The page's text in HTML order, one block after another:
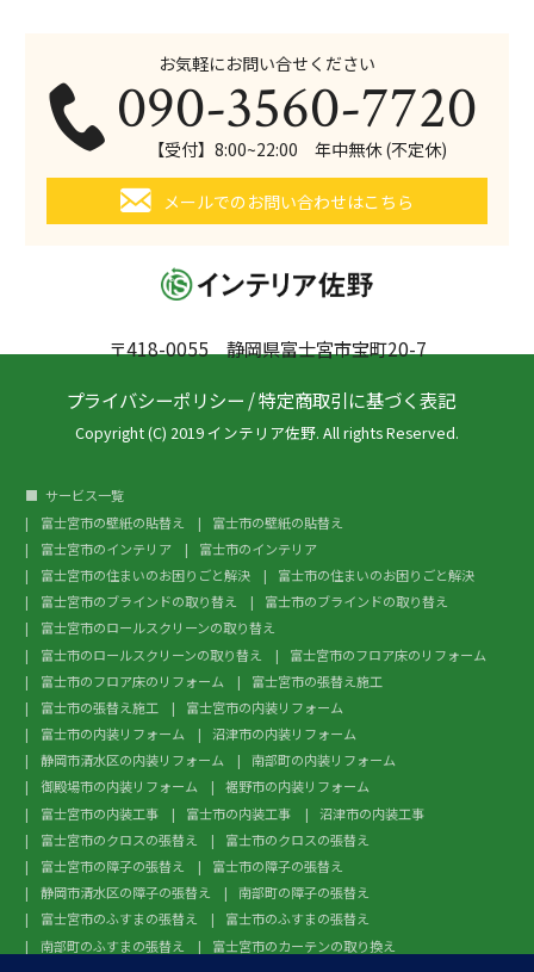
〒418-0055 静岡県富士宮市宝町20-7
お気軽にお問い合せください
090-3560-7720
【受付】8:00~22:00 年中無休 (不定休)
メールでのお問い合わせはこちら
プライバシーポリシー /特定商取引に基づく表記
Copyright (C) 2019 インテリア佐野. All rights Reserved.
サービス一覧
富士宮市の壁紙の貼替え
富士市の壁紙の貼替え
富士宮市のインテリア
富士市のインテリア
富士宮市の住まいのお困りごと解決
富士市の住まいのお困りごと解決
富士宮市のブラインドの取り替え
富士市のブラインドの取り替え
富士宮市のロールスクリーンの取り替え
富士市のロールスクリーンの取り替え
富士宮市のフロア床のリフォーム
富士市のフロア床のリフォーム
富士宮市の張替え施工
富士市の張替え施工
富士宮市の内装リフォーム
富士市の内装リフォーム
沼津市の内装リフォーム
静岡市清水区の内装リフォーム
南部町の内装リフォーム
御殿場市の内装リフォーム
裾野市の内装リフォーム
富士宮市の内装工事
富士市の内装工事
沼津市の内装工事
富士宮市のクロスの張替え
富士市のクロスの張替え
富士宮市の障子の張替え
富士市の障子の張替え
静岡市清水区の障子の張替え
南部町の障子の張替え
富士宮市のふすまの張替え
富士市のふすまの張替え
南部町のふすまの張替え
富士宮市のカーテンの取り換え